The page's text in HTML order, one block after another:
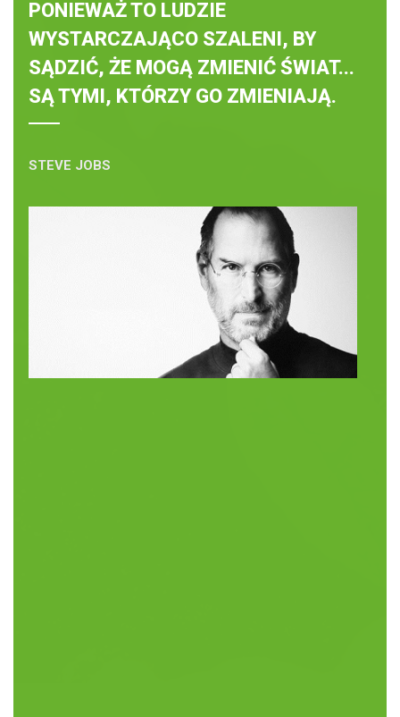
PONIEWAŻ TO LUDZIE
WYSTARCZAJĄCO SZALENI, BY
SĄDZIĆ, ŻE MOGĄ ZMIENIĆ ŚWIAT...
SĄ TYMI, KTÓRZY GO ZMIENIAJĄ.
STEVE JOBS